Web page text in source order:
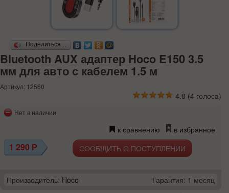
Поделиться…
Bluetooth AUX адаптер Hoco E150 3.5
мм для авто с кабелем 1.5 м
Артикул: 12560
4.8 (4 голоса)
Нет в наличии
к сравнению в избранное
1 290 Р СООБЩИТЬ О ПОСТУПЛЕНИИ
Производитель: Hoco
Гарантия: 1 месяц